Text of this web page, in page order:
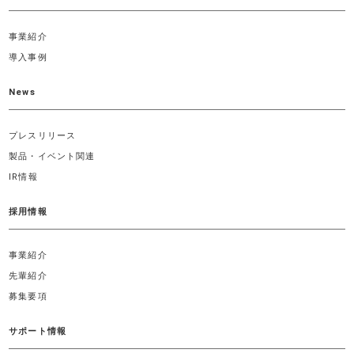
事業紹介
導入事例
News
プレスリリース
製品・イベント関連
IR情報
採用情報
事業紹介
先輩紹介
募集要項
サポート情報